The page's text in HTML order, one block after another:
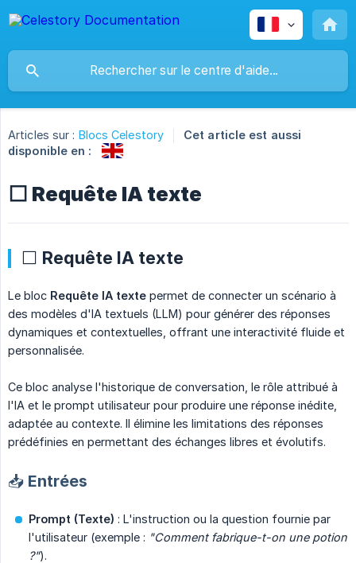
Articles sur : Blocs Celestory
Cet article est aussi
disponible en :
⬜ Requête IA texte
⬜ Requête IA texte
Le bloc Requête IA texte permet de connecter un scénario à
des modèles d'IA textuels (LLM) pour générer des réponses
dynamiques et contextuelles, offrant une interactivité fluide et
personnalisée.
Ce bloc analyse l'historique de conversation, le rôle attribué à
l'IA et le prompt utilisateur pour produire une réponse inédite,
adaptée au contexte. Il élimine les limitations des réponses
prédéfinies en permettant des échanges libres et évolutifs.
📥 Entrées
Prompt (Texte) : L'instruction ou la question fournie par
l'utilisateur (exemple : "Comment fabrique-t-on une potion
?").